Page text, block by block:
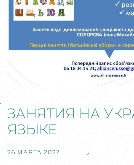
ЗАНЯТИЯ НА
ЯЗЫКЕ
26 МАРТА 2022